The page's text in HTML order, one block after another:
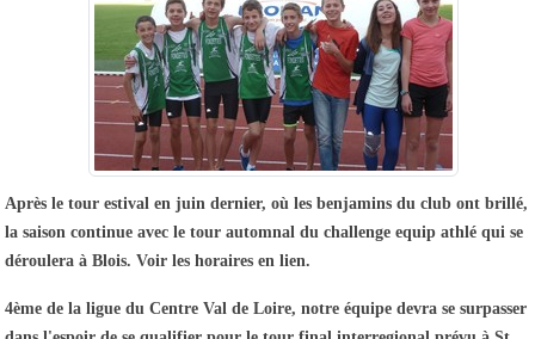
Après le tour estival en juin dernier, où les benjamins du club ont brillé,
la saison continue avec le tour automnal du challenge equip athlé qui se
déroulera à Blois. Voir les horaires en lien.
4ème de la ligue du Centre Val de Loire, notre équipe devra se surpasser